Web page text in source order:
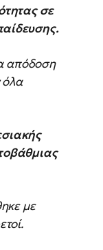
σε
απόδοση
όλα
με